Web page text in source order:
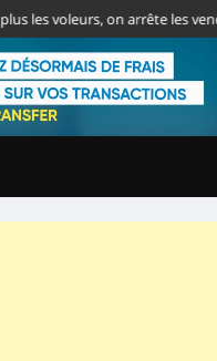
on arrête les vendeurs de